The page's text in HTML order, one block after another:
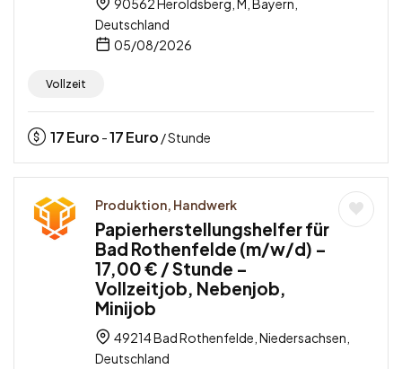
Deutschland
05/08/2026
Vollzeit
17Euro -17Euro / Stunde
Produktion, Handwerk
Papierherstellungshelfer für
Bad Rothenfelde (m/w/d) –
17,00 € / Stunde –
Vollzeitjob, Nebenjob,
Minijob
49214 Bad Rothenfelde, Niedersachsen,
Deutschland